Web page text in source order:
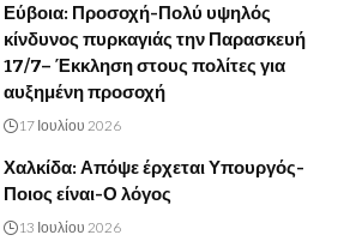
Εύβοια: Προσοχή-Πολύ υψηλός
κίνδυνος πυρκαγιάς την Παρασκευή
17/7– Έκκληση στους πολίτες για
αυξημένη προσοχή
17 Ιουλίου 2026
Χαλκίδα: Απόψε έρχεται Υπουργός-
Ποιος είναι-Ο λόγος
13 Ιουλίου 2026